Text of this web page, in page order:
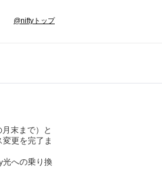
@niftyトップ
末まで）と
更を完了ま
光への乗り換